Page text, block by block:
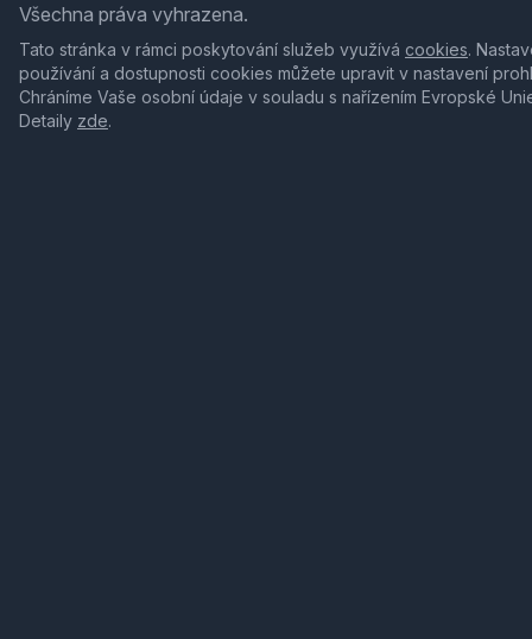
Všechna práva vyhrazena.
Tato stránka v rámci poskytování služeb využívá cookies.
používání a dostupnosti cookies můžete upravit v nastavení
Chráníme Vaše osobní údaje v souladu s nařízením Evropské
Detaily zde.